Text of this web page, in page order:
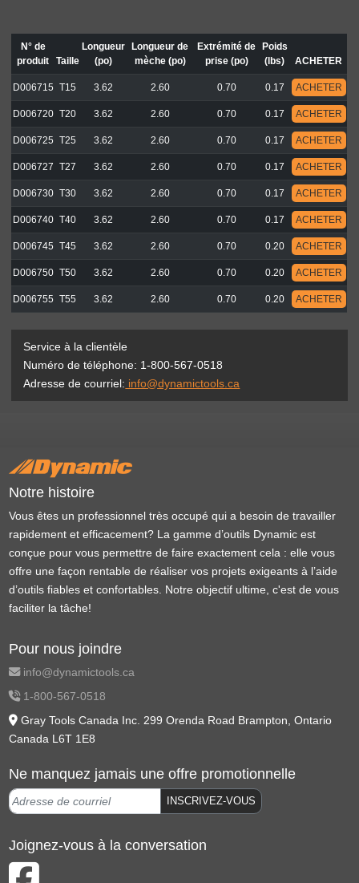
N° de
produit
Taille
Longueur
(po)
Longueur de
mèche (po)
Extrémité de
prise (po)
Poids
(lbs)
ACHETER
D006715 T15 3.62 2.60 0.70 0.17 ACHETER
D006720 T20 3.62 2.60 0.70 0.17 ACHETER
D006725 T25 3.62 2.60 0.70 0.17 ACHETER
D006727 T27 3.62 2.60 0.70 0.17 ACHETER
D006730 T30 3.62 2.60 0.70 0.17 ACHETER
D006740 T40 3.62 2.60 0.70 0.17 ACHETER
D006745 T45 3.62 2.60 0.70 0.20 ACHETER
D006750 T50 3.62 2.60 0.70 0.20 ACHETER
D006755 T55 3.62 2.60 0.70 0.20 ACHETER
Service à la clientèle
Numéro de téléphone: 1-800-567-0518
Adresse de courriel: info@dynamictools.ca
Notre histoire
Vous êtes un professionnel très occupé qui a besoin de travailler
rapidement et efficacement? La gamme d’outils Dynamic est
conçue pour vous permettre de faire exactement cela : elle vous
offre une façon rentable de réaliser vos projets exigeants à l’aide
d’outils fiables et confortables. Notre objectif ultime, c'est de vous
faciliter la tâche!
Pour nous joindre
info@dynamictools.ca
1-800-567-0518
Gray Tools Canada Inc. 299 Orenda Road Brampton, Ontario
Canada L6T 1E8
Ne manquez jamais une offre promotionnelle
INSCRIVEZ-VOUS
Joignez-vous à la conversation